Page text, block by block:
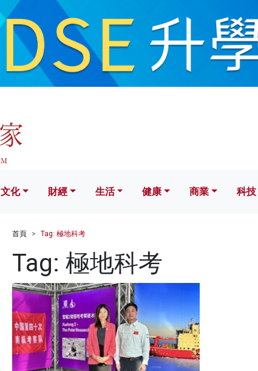
財經 生活 健康 科技
文化 財經 生活 健康 商業 科技
首頁 Tag: 極地科考
Tag: 極地科考